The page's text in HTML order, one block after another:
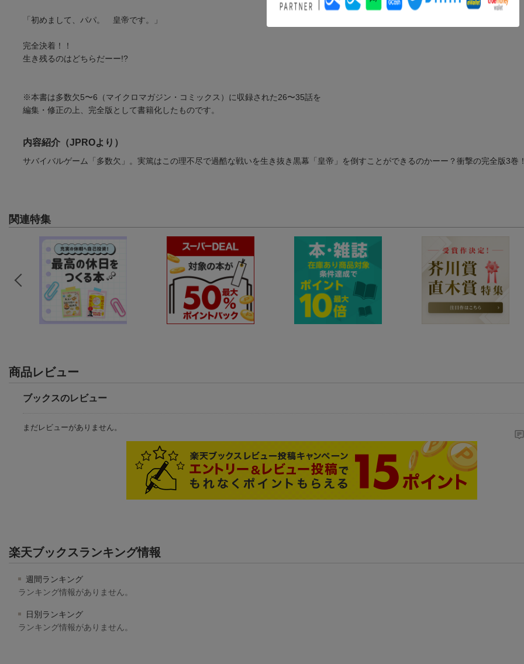
「初めまして、パパ。 皇帝です。」
完全決着！！
生き残るのはどちらだーー!?
※本書は多数欠5〜6（マイクロマガジン・コミックス）に収録された26〜35話を
編集・修正の上、完全版として書籍化したものです。
内容紹介（JPROより）
サバイバルゲーム「多数欠」。実篤はこの理不尽で過酷な戦いを生き抜き黒幕「皇帝」を倒すことができるのかーー？衝撃の完全版3巻！
関連特集
商品レビュー
ブックスのレビュー
まだレビューがありません。
楽天ブックスランキング情報
週間ランキング
ランキング情報がありません。
日別ランキング
ランキング情報がありません。